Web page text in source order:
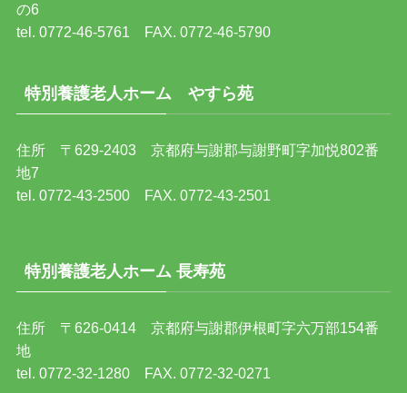
の6
tel. 0772-46-5761 FAX. 0772-46-5790
特別養護老人ホーム やすら苑
住所 〒629-2403 京都府与謝郡与謝野町字加悦802番
地7
tel. 0772-43-2500 FAX. 0772-43-2501
特別養護老人ホーム 長寿苑
住所 〒626-0414 京都府与謝郡伊根町字六万部154番
地
tel. 0772-32-1280 FAX. 0772-32-0271